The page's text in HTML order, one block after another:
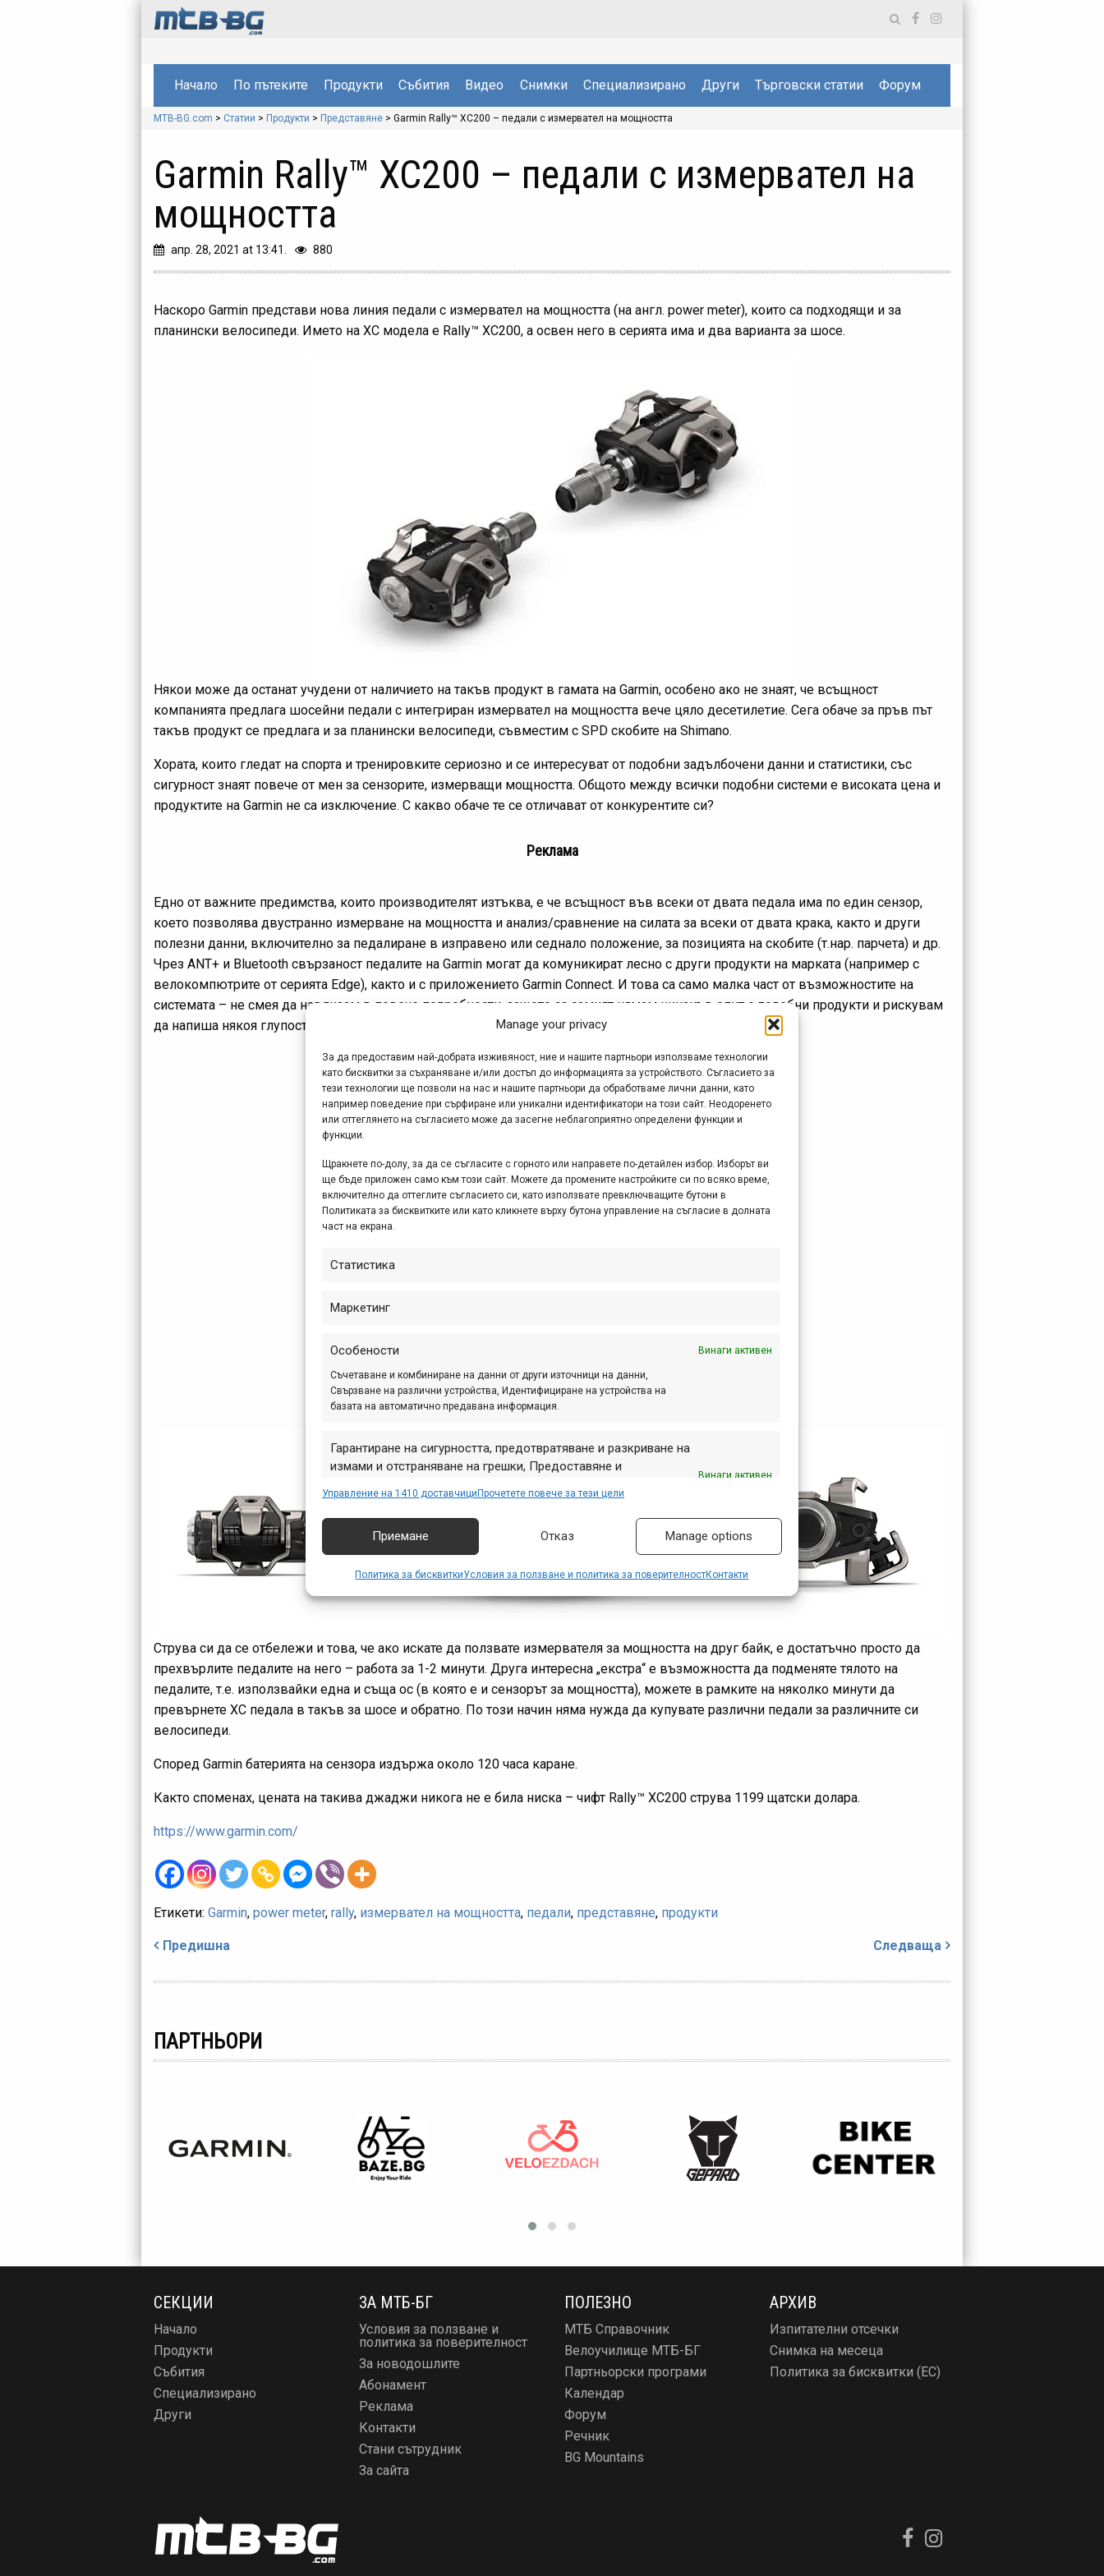
Manage your privacy
За да предоставим най-добрата изживяност, ние и нашите партньори използваме технологии
като бисквитки за съхраняване и/или достъп до информацията за устройството. Съгласието за
тези технологии ще позволи на нас и нашите партньори да обработваме лични данни, като
например поведение при сърфиране или уникални идентификатори на този сайт. Неодоренето
или оттеглянето на съгласието може да засегне неблагоприятно определени функции и
функции.
Щракнете по-долу, за да се съгласите с горното или направете по-детайлен избор. Изборът ви
ще бъде приложен само към този сайт. Можете да промените настройките си по всяко време,
включително да оттеглите съгласието си, като използвате превключващите бутони в
Политиката за бисквитките или като кликнете върху бутона управление на съгласие в долната
част на екрана.
Статистика
Маркетинг
Особености Винаги активен
Съчетаване и комбиниране на данни от други източници на данни,
Свързване на различни устройства, Идентифициране на устройства на
базата на автоматично предавана информация.
Гарантиране на сигурността, предотвратяване и разкриване на
измами и отстраняване на грешки, Предоставяне и
съобщаване на избори за поверителност.
Винаги активен
Управление на 1410 доставчициПрочетете повече за тези цели
Приемане Отказ Manage options
Политика за бисквиткиУсловия за ползване и политика за поверителностКонтакти
Начало По пътеките Продукти Събития Видео Снимки Специализирано Други Търговски статии Форум
MTB-BG.com > Статии > Продукти > Представяне > Garmin Rally™ XC200 – педали с измервател на мощността
Garmin Rally™ XC200 – педали с измервател на
мощността
апр. 28, 2021 at 13:41. 880
Наскоро Garmin представи нова линия педали с измервател на мощността (на англ. power meter), които са подходящи и за
планински велосипеди. Името на ХС модела е Rally™ XC200, а освен него в серията има и два варианта за шосе.
Някои може да останат учудени от наличието на такъв продукт в гамата на Garmin, особено ако не знаят, че всъщност
компанията предлага шосейни педали с интегриран измервател на мощността вече цяло десетилетие. Сега обаче за пръв път
такъв продукт се предлага и за планински велосипеди, съвместим с SPD скобите на Shimano.
Хората, които гледат на спорта и тренировките сериозно и се интересуват от подобни задълбочени данни и статистики, със
сигурност знаят повече от мен за сензорите, измерващи мощността. Общото между всички подобни системи е високата цена и
продуктите на Garmin не са изключение. С какво обаче те се отличават от конкурентите си?
Реклама
Едно от важните предимства, които производителят изтъква, е че всъщност във всеки от двата педала има по един сензор,
което позволява двустранно измерване на мощността и анализ/сравнение на силата за всеки от двата крака, както и други
полезни данни, включително за педалиране в изправено или седнало положение, за позицията на скобите (т.нар. парчета) и др.
Чрез ANT+ и Bluetooth свързаност педалите на Garmin могат да комуникират лесно с други продукти на марката (например с
велокомпютрите от серията Edge), както и с приложението Garmin Connect. И това са само малка част от възможностите на
системата – не смея да навлизам в повече подробности, защото аз самият нямам никакъв опит с подобни продукти и рискувам
да напиша някоя глупост.
Струва си да се отбележи и това, че ако искате да ползвате измервателя за мощността на друг байк, е достатъчно просто да
прехвърлите педалите на него – работа за 1-2 минути. Друга интересна „екстра“ е възможността да подменяте тялото на
педалите, т.е. използвайки една и съща ос (в която е и сензорът за мощността), можете в рамките на няколко минути да
превърнете ХС педала в такъв за шосе и обратно. По този начин няма нужда да купувате различни педали за различните си
велосипеди.
Според Garmin батерията на сензора издържа около 120 часа каране.
Както споменах, цената на такива джаджи никога не е била ниска – чифт Rally™ XC200 струва 1199 щатски долара.
https://www.garmin.com/
Етикети: Garmin, power meter, rally, измервател на мощността, педали, представяне, продукти
Навигация
Предишна Следваща
ПАРТНЬОРИ
СЕКЦИИ
Начало
Продукти
Събития
Специализирано
Други
ЗА МТБ-БГ
Условия за ползване и
политика за поверителност
За новодошлите
Абонамент
Реклама
Контакти
Стани сътрудник
За сайта
ПОЛЕЗНО
МТБ Справочник
Велоучилище МТБ-БГ
Партньорски програми
Календар
Форум
Речник
BG Mountains
АРХИВ
Изпитателни отсечки
Снимка на месеца
Политика за бисквитки (ЕС)